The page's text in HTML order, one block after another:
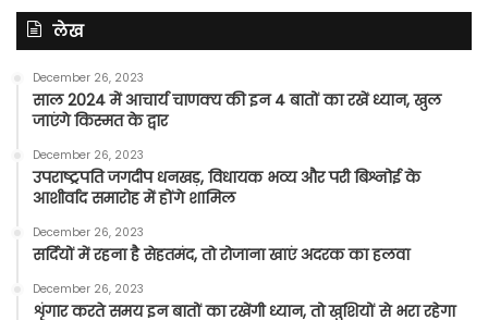
लेख
December 26, 2023
साल 2024 में आचार्य चाणक्य की इन 4 बातों का रखें ध्यान, खुल
जाएंगे किस्मत के द्वार
December 26, 2023
उपराष्ट्रपति जगदीप धनखड़, विधायक भव्य और परी बिश्नोई के
आशीर्वाद समारोह में होंगे शामिल
December 26, 2023
सर्दियों में रहना है सेहतमंद, तो रोजाना खाएं अदरक का हलवा
December 26, 2023
शृंगार करते समय इन बातों का रखेंगी ध्यान, तो खुशियों से भरा रहेगा